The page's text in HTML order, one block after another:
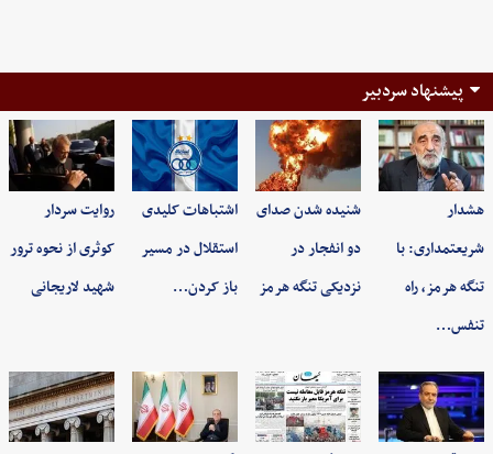
پیشنهاد سردبیر
هشدار
شریعتمداری: با
تنگه هرمز، راه
تنفس…
شنیده شدن صدای
دو انفجار در
نزدیکی تنگه هرمز
اشتباهات کلیدی
استقلال در مسیر
باز کردن…
روایت سردار
کوثری از نحوه ترور
شهید لاریجانی